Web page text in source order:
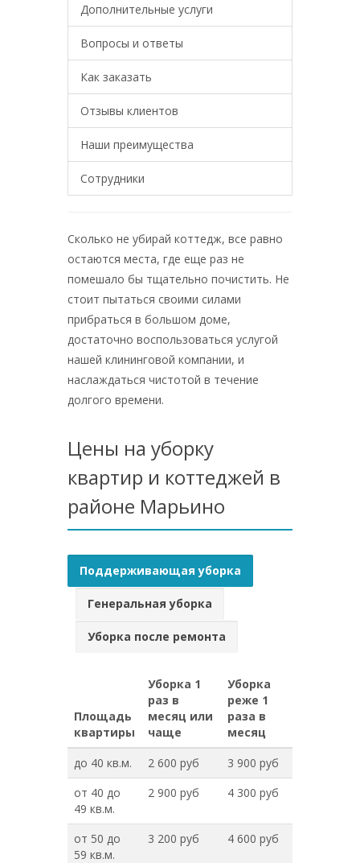
Дополнительные услуги
Вопросы и ответы
Как заказать
Отзывы клиентов
Наши преимущества
Сотрудники
Сколько не убирай коттедж, все равно
остаются места, где еще раз не
помешало бы тщательно почистить. Не
стоит пытаться своими силами
прибраться в большом доме,
достаточно воспользоваться услугой
нашей клининговой компании, и
наслаждаться чистотой в течение
долгого времени.
Цены на уборку
квартир и коттеджей в
районе Марьино
Поддерживающая уборка
Генеральная уборка
Уборка после ремонта
Площадь
квартиры
Уборка 1
раз в
месяц или
чаще
Уборка
реже 1
раза в
месяц
до 40 кв.м.
2 600 руб
3 900 руб
от 40 до
49 кв.м.
2 900 руб 4 300 руб
от 50 до
59 кв.м.
3 200 руб 4 600 руб